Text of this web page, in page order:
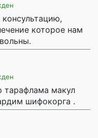
которое нам
тарафлама макул
шифокорга .